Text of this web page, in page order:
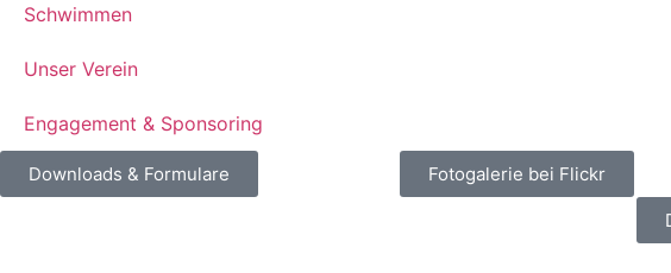
Schwimmen
Unser Verein
Engagement & Sponsoring
Downloads & Formulare Fotogalerie bei Flickr